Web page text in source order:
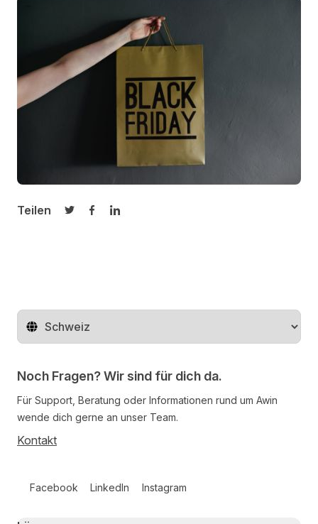
Teilen
Auf Twitter teilen
Auf Facebook teilen
Auf LinkedIn teilen
Region ändern
Noch Fragen? Wir sind für dich da.
Für Support, Beratung oder Informationen rund um Awin
wende dich gerne an unser Team.
Kontakt
Facebook LinkedIn Instagram